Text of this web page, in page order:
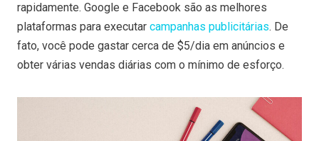
rapidamente. Google e Facebook são as melhores
plataformas para executar campanhas publicitárias. De
fato, você pode gastar cerca de $5/dia em anúncios e
obter várias vendas diárias com o mínimo de esforço.